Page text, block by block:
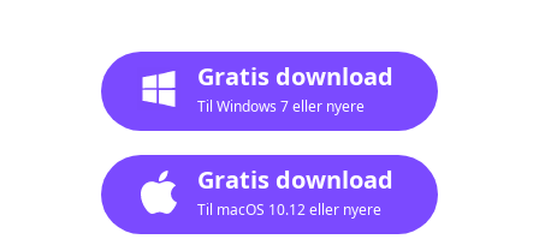
Gratis download
Til Windows 7 eller nyere
Gratis download
Til macOS 10.12 eller nyere